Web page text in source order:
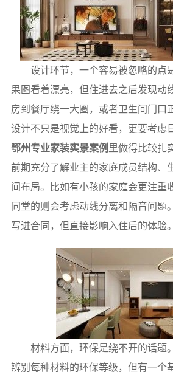
设计环节，一个容易被忽略的点
果图看着漂亮，但住进去之后发现
房到餐厅绕一大圈，或者卫生间门口
设计不只是视觉上的好看，更要考虑
鄂州专业家装实景案例 里做得比较扎
前期充分了解业主的家庭成员结构、
间布局。比如有小孩的家庭会更注重
同堂的则会考虑动线分离和隔音问题
写进合同，但直接影响入住后的体验。
材料方面，环保是绕不开的话题
辨别每种材料的环保等级，但有一个